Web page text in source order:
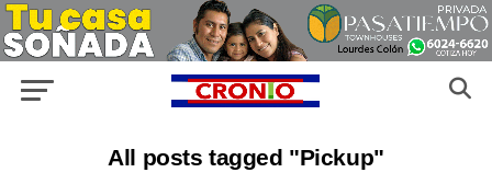
All posts tagged "Pickup"